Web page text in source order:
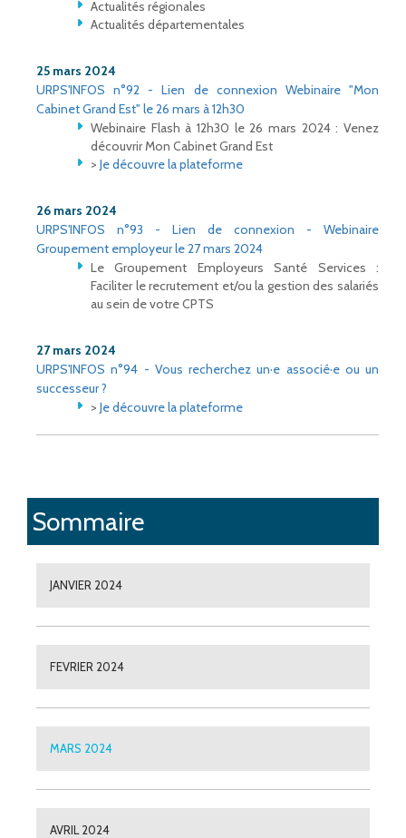
Actualités régionales
Actualités départementales
25 mars 2024
URPS'INFOS n°92 - Lien de connexion Webinaire "Mon
Cabinet Grand Est" le 26 mars à 12h30
Webinaire Flash à 12h30 le 26 mars 2024 : Venez
découvrir Mon Cabinet Grand Est
> Je découvre la plateforme
26 mars 2024
URPS'INFOS n°93 - Lien de connexion - Webinaire
Groupement employeur le 27 mars 2024
Le Groupement Employeurs Santé Services :
Faciliter le recrutement et/ou la gestion des salariés
au sein de votre CPTS
27 mars 2024
URPS'INFOS n°94 - Vous recherchez un·e associé·e ou un
successeur ?
> Je découvre la plateforme
Sommaire
JANVIER 2024
FEVRIER 2024
MARS 2024
AVRIL 2024